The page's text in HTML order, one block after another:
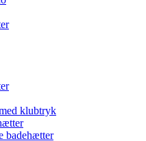
klubtryk
badehætter